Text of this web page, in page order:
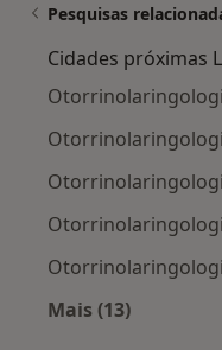
Pesquisas
Cidades próximas
Mais (13)